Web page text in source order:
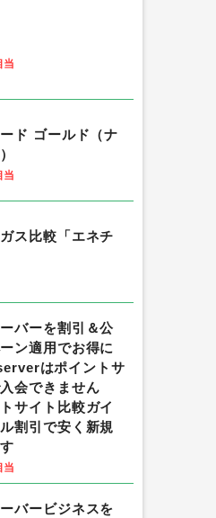
当
ド ゴールド（ナ
当
ス比較「エネチ
バーを割引＆公
ン適用でお得に
はポイントサ
会できません
サイト比較ガイ
割引で安く新規
当
バービジネスを